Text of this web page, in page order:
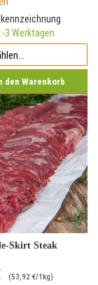
3 Werktagen
den Warenkorb
Skirt Steak
(53,92 €/1kg)